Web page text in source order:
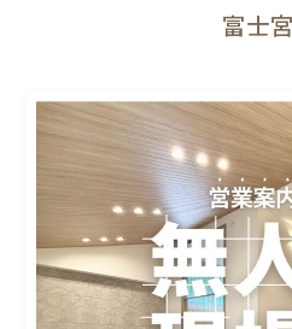
富士